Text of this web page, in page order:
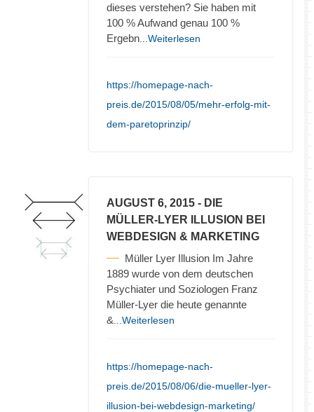
dieses verstehen? Sie haben mit
100 % Aufwand genau 100 %
Ergebn ...Weiterlesen
https://homepage-nach-
preis.de/2015/08/05/mehr-erfolg-mit-
dem-paretoprinzip/
AUGUST 6, 2015 - DIE
MÜLLER-LYER ILLUSION BEI
WEBDESIGN & MARKETING
Müller Lyer Illusion Im Jahre
1889 wurde von dem deutschen
Psychiater und Soziologen Franz
Müller-Lyer die heute genannte
& ...Weiterlesen
https://homepage-nach-
preis.de/2015/08/06/die-mueller-lyer-
illusion-bei-webdesign-marketing/